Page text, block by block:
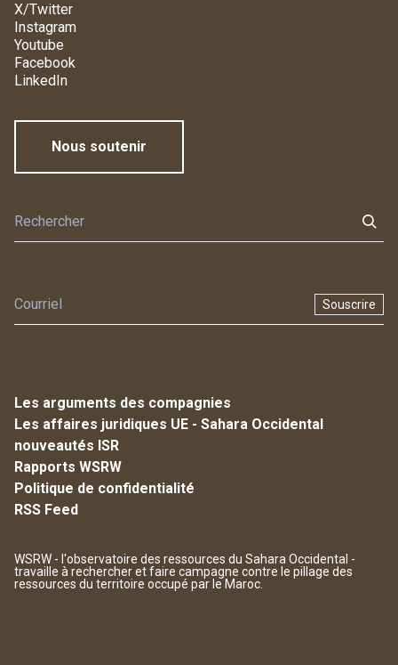
X/Twitter
Instagram
Youtube
Facebook
LinkedIn
Nous soutenir
Souscrire
Les arguments des compagnies
Les affaires juridiques UE - Sahara Occidental
nouveautés ISR
Rapports WSRW
Politique de confidentialité
RSS Feed
WSRW - l'observatoire des ressources du Sahara Occidental -
travaille à rechercher et faire campagne contre le pillage des
ressources du territoire occupé par le Maroc.